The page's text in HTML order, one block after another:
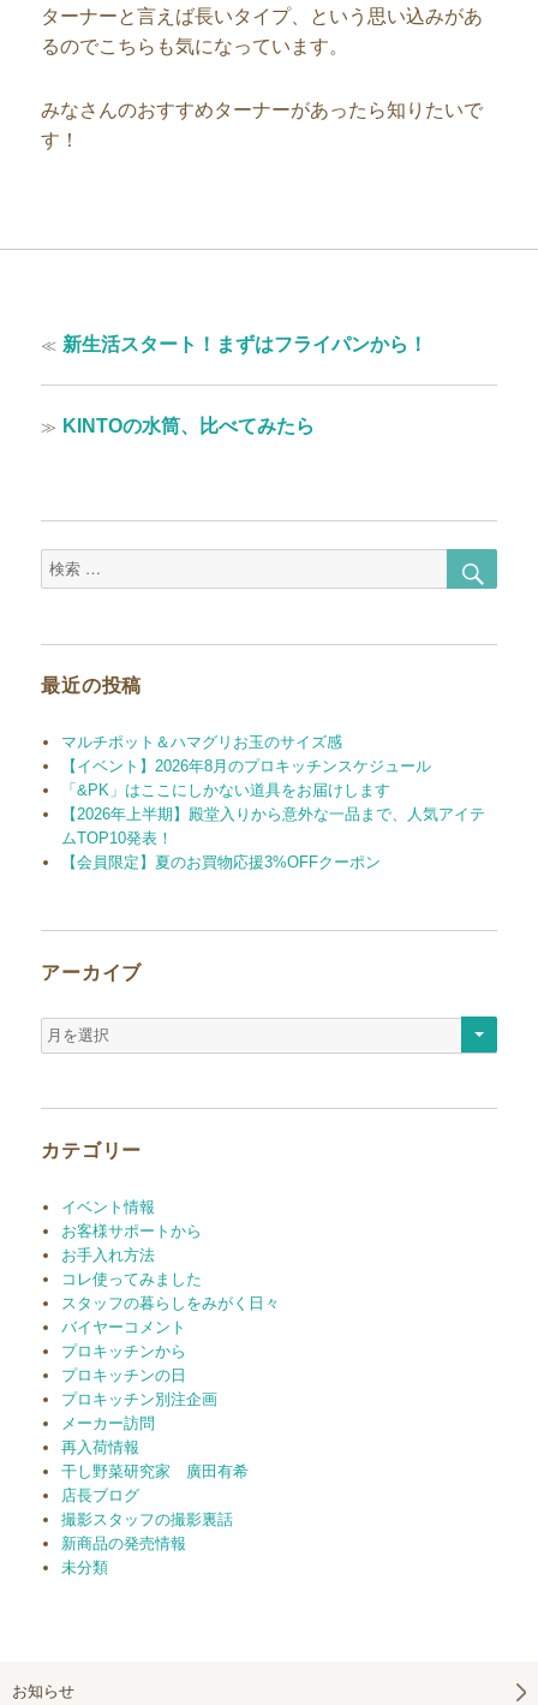
ターナーと言えば長いタイプ、という思い込みがあ
るのでこちらも気になっています。
みなさんのおすすめターナーがあったら知りたいで
す！
稿
ナ
ビ
シ
ョ
≪ 過
の
投
稿:
新生活スタート！まずはフライパンから！
≫ 次
KINTOの水筒、比べてみたら
検
索
最近の投稿
マルチポット＆ハマグリお玉のサイズ感
【イベント】2026年8月のプロキッチンスケジュール
「&PK」はここにしかない道具をお届けします
【2026年上半期】殿堂入りから意外な一品まで、人気アイテ
ムTOP10発表！
【会員限定】夏のお買物応援3%OFFクーポン
アーカイブ
ア
ー
カテゴリー
イベント情報
お客様サポートから
お手入れ方法
コレ使ってみました
スタッフの暮らしをみがく日々
バイヤーコメント
プロキッチンから
プロキッチンの日
プロキッチン別注企画
メーカー訪問
再入荷情報
干し野菜研究家 廣田有希
店長ブログ
撮影スタッフの撮影裏話
新商品の発売情報
未分類
お知らせ